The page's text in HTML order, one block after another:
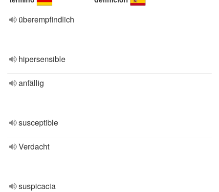
überempfindlich
hipersensible
anfällig
susceptible
Verdacht
suspicacia